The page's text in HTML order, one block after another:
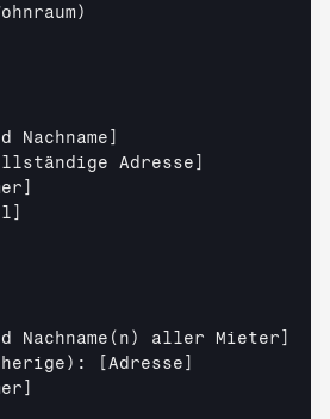
Nachname]
Adresse]
Nachname(n) aller Mieter]
[Adresse]